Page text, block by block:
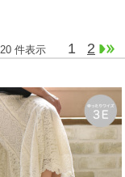
件表示 1 2